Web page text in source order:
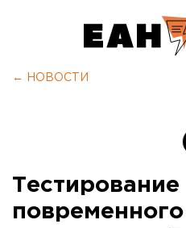
← НОВОСТИ
Тестирование